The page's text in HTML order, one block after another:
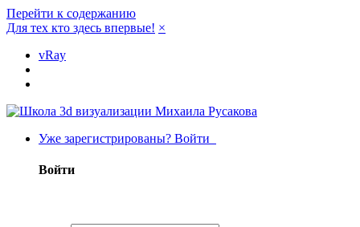
Перейти к содержанию
Для тех кто здесь впервые! ×
vRay
Уже зарегистрированы? Войти
Войти